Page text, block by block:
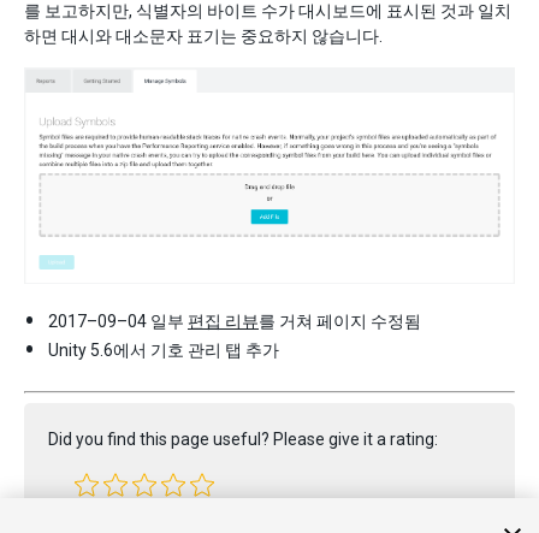
를 보고하지만, 식별자의 바이트 수가 대시보드에 표시된 것과 일치
하면 대시와 대소문자 표기는 중요하지 않습니다.
2017–09–04 일부 편집 리뷰를 거쳐 페이지 수정됨
Unity 5.6에서 기호 관리 탭 추가
Did you find this page useful? Please give it a rating: